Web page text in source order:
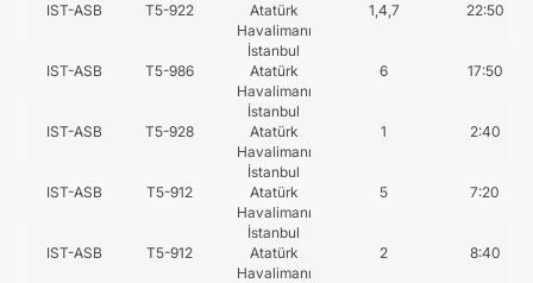
IST-ASB T5-922
Atatürk
Havalimanı
1,4,7 22:50
IST-ASB T5-986
İstanbul
Atatürk
Havalimanı
6 17:50
IST-ASB T5-928
İstanbul
Atatürk
Havalimanı
1 2:40
IST-ASB T5-912
İstanbul
Atatürk
Havalimanı
5 7:20
IST-ASB T5-912
İstanbul
Atatürk
Havalimanı
2 8:40